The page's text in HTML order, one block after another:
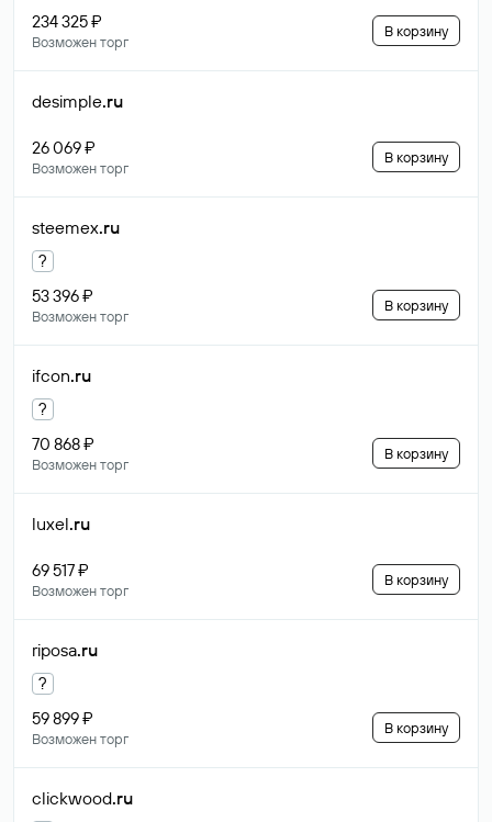
234 325 ₽
Возможен торг
В корзину
desimple.ru
26 069 ₽
Возможен торг
В корзину
steemex.ru
?
53 396 ₽
Возможен торг
В корзину
ifcon.ru
?
70 868 ₽
Возможен торг
В корзину
luxel.ru
69 517 ₽
Возможен торг
В корзину
riposa.ru
?
59 899 ₽
Возможен торг
В корзину
clickwood.ru